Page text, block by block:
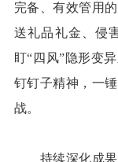
完备、有效管用
送礼品礼金、侵
盯“四风”隐形变
钉钉子精神，一
战。
持续深化成果